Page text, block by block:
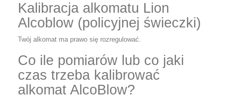
Kalibracja alkomatu Lion
Alcoblow (policyjnej świeczki)
Twój alkomat ma prawo się rozregulować.
Co ile pomiarów lub co jaki
czas trzeba kalibrować
alkomat AlcoBlow?